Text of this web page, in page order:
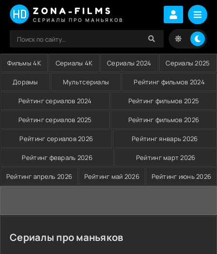
ZONA-FILMS
СЕРИАЛЫ ПРО МАНЬЯКОВ
Фильмы 4K Сериалы 4K Сериалы 2024 Сериалы 2025
Дорамы Мультсериалы Рейтинг фильмов 2024
Рейтинг сериалов 2024 Рейтинг фильмов 2025
Рейтинг сериалов 2025 Рейтинг фильмов 2026
Рейтинг сериалов 2026 Рейтинг январь 2026
Рейтинг февраль 2026 Рейтинг март 2026
Рейтинг апрель 2026 Рейтинг май 2026 Рейтинг июнь 2026
Сериалы про маньяков